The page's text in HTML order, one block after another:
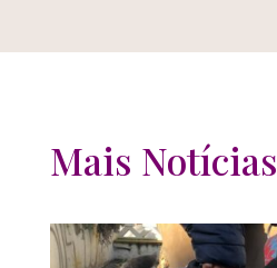
Mais Notícias